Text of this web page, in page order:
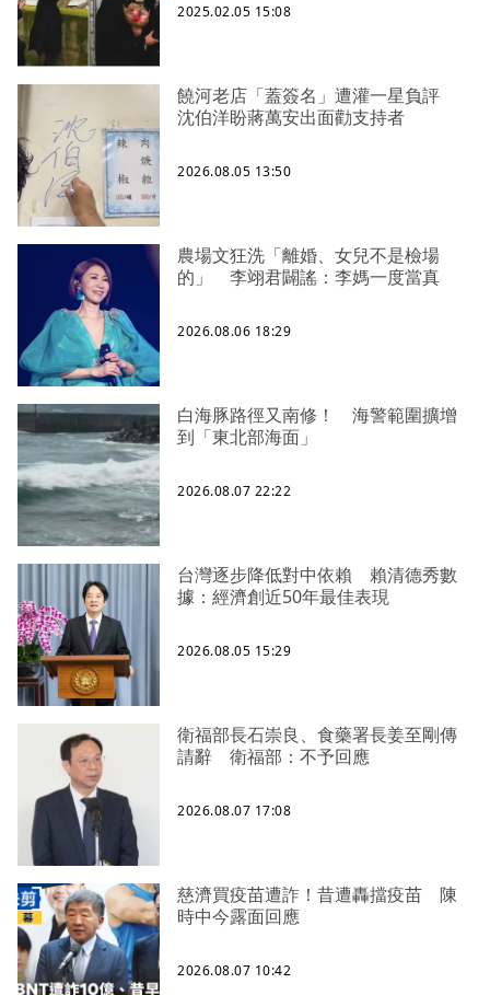
2025.02.05 15:08
饒河老店「蓋簽名」遭灌一星負評
沈伯洋盼蔣萬安出面勸支持者
2026.08.05 13:50
農場文狂洗「離婚、女兒不是檢場
的」 李翊君闢謠：李媽一度當真
2026.08.06 18:29
白海豚路徑又南修！ 海警範圍擴增
到「東北部海面」
2026.08.07 22:22
台灣逐步降低對中依賴 賴清德秀數
據：經濟創近50年最佳表現
2026.08.05 15:29
衛福部長石崇良、食藥署長姜至剛傳
請辭 衛福部：不予回應
2026.08.07 17:08
慈濟買疫苗遭詐！昔遭轟擋疫苗 陳
時中今露面回應
2026.08.07 10:42